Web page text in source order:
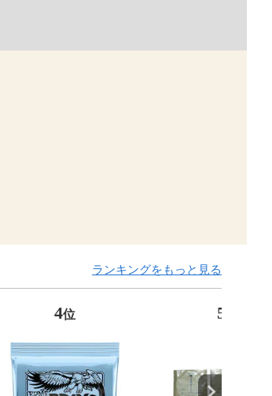
ランキングをもっと見る
4位 5